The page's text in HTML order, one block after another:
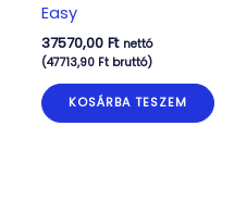
Easy
37570,00 Ft nettó
(47713,90 Ftbruttó)
KOSÁRBA TESZEM